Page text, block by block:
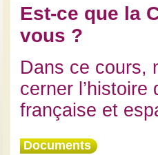
Est-ce que la
vous ?
Dans ce cours,
cerner
française et
Documents